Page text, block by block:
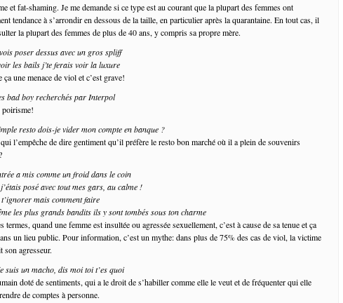
et fat-shaming. Je me demande si ce type est au courant que la plupart des femmes ont
tendance à s’arrondir en dessous de la taille, en particulier après la quarantaine. En tout cas, il
la plupart des femmes de plus de 40 ans, y compris sa propre mère.
poser dessus avec un gros spliff
les bails j’te ferais voir la luxure
ça une menace de viol et c’est grave!
bad boy recherchés par Interpol
poirisme!
resto dois-je vider mon compte en banque ?
l’empêche de dire gentiment qu’il préfère le resto bon marché où il a plein de souvenirs
a mis comme un froid dans le coin
posé avec tout mes gars, au calme !
mais comment faire
les plus grands bandits ils y sont tombés sous ton charme
termes, quand une femme est insultée ou agressée sexuellement, c’est à cause de sa tenue et ça
un lieu public. Pour information, c’est un mythe: dans plus de 75% des cas de viol, la victime
son agresseur.
suis un macho, dis moi toi t’es quoi
doté de sentiments, qui a le droit de s’habiller comme elle le veut et de fréquenter qui elle
de comptes à personne.